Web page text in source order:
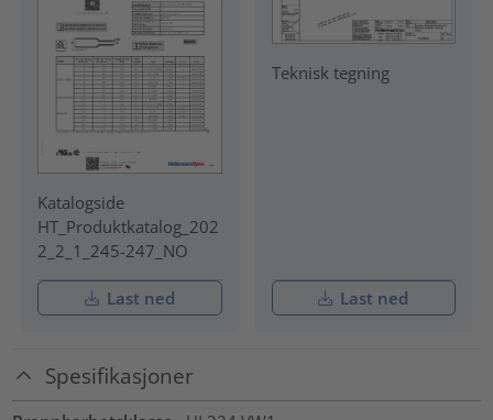
Katalogside
HT_Produktkatalog_202
2_2_1_245-247_NO
Last ned
Teknisk tegning
Last ned
Spesifikasjoner